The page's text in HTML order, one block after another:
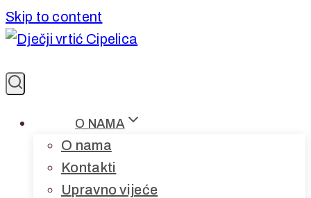
Skip to content
O NAMA
O nama
Kontakti
Upravno vijeće